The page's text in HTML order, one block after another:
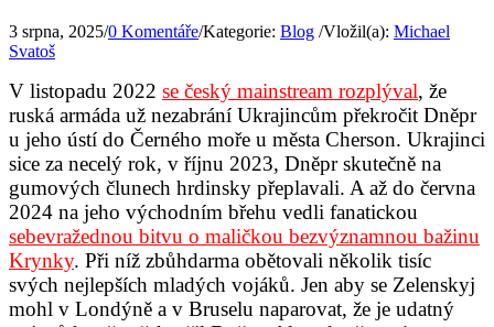
3 srpna, 2025/0 Komentáře/Kategorie: Blog /Vložil(a): Michael
Svatoš
V listopadu 2022 se český mainstream rozplýval, že
ruská armáda už nezabrání Ukrajincům překročit Dněpr
u jeho ústí do Černého moře u města Cherson. Ukrajinci
sice za necelý rok, v říjnu 2023, Dněpr skutečně na
gumových člunech hrdinsky přeplavali. A až do června
2024 na jeho východním břehu vedli fanatickou
sebevražednou bitvu o maličkou bezvýznamnou bažinu
Krynky. Při níž zbůhdarma obětovali několik tisíc
svých nejlepších mladých vojáků. Jen aby se Zelenskyj
mohl v Londýně a v Bruselu naparovat, že je udatný